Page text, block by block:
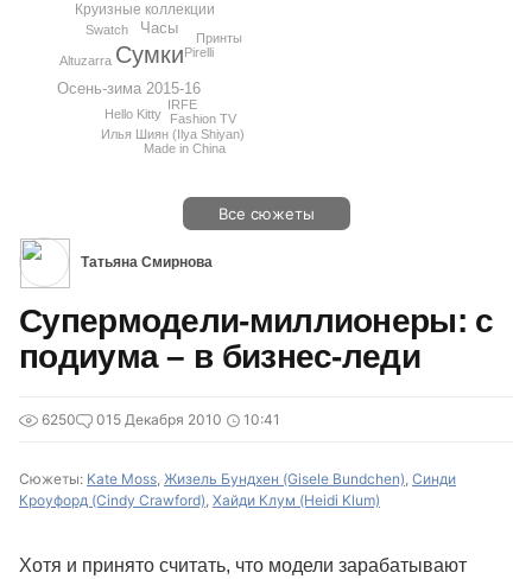
Сумки
Часы
Осень-зима 2015-16
Круизные коллекции
Pirelli
Hello Kitty
Fashion TV
Илья Шиян (Ilya Shiyan)
Swatch
Принты
Altuzarra
IRFE
Made in China
Все сюжеты
Татьяна Смирнова
Супермодели-миллионеры: с
подиума – в бизнес-леди
6250 015 Декабря 2010 10:41
Сюжеты: Kate Moss, Жизель Бундхен (Gisele Bundchen), Синди
Кроуфорд (Cindy Crawford), Хайди Клум (Heidi Klum)
Хотя и принято считать, что модели зарабатывают